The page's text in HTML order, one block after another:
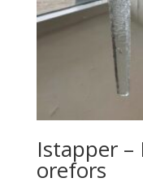
Istapper
orefors